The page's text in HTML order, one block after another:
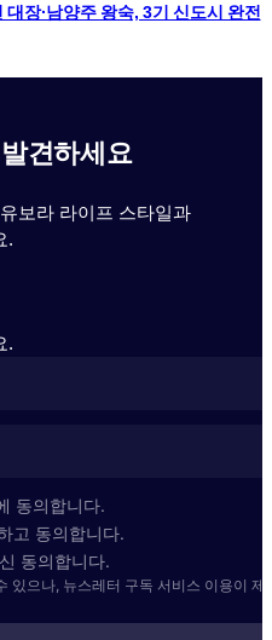
대장·남양주 왕숙, 3기 신도시 완전
견하세요
보라 라이프 스타일과
.
.
동의합니다.
고 동의합니다.
동의합니다.
있으나, 뉴스레터 구독 서비스 이용이 제